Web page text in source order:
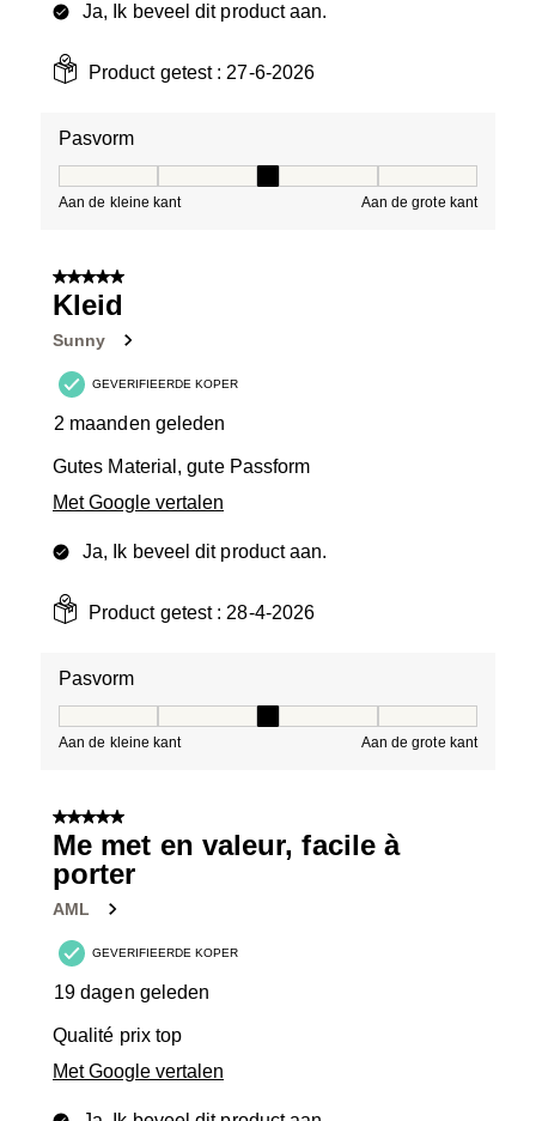
Ja, Ik beveel dit product aan.
Product getest :27-6-2026
Pasvorm
Aan de kleine kant Aan de grote kant
5 van 5 sterren.
Kleid
Sunny
GEVERIFIEERDE KOPER
2 maanden geleden
Gutes Material, gute Passform
Met Google vertalen
Ja, Ik beveel dit product aan.
Product getest :28-4-2026
Pasvorm
Aan de kleine kant Aan de grote kant
5 van 5 sterren.
Me met en valeur, facile à
porter
AML
GEVERIFIEERDE KOPER
19 dagen geleden
Qualité prix top
Met Google vertalen